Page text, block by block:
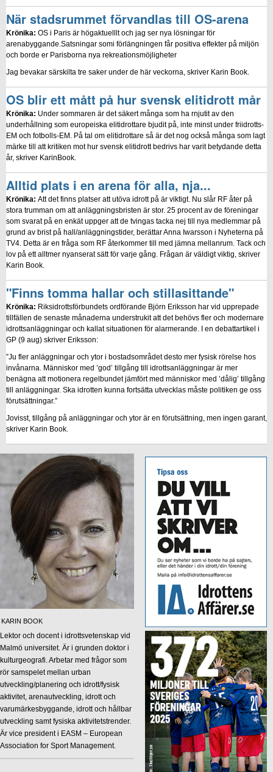
När stadsrummet förvandlas till OS-arena
Krönika: OS i Paris är högaktuelllt och jag ser nya lösningar för
arenabyggande.Satsningar somi förlängningen får positiva effekter på miljön
och borde er Parisborna nya rekreationsmöjligheter
Jag bevakar särskilta tre saker under de här veckorna, skriver Karin Book.
OS blir ett mått på hur svensk elitidrott mår
Krönika: Under sommaren är det säkert många som ha rnjutit av den
underhållning som europeiska elitidrottare bjudit på, inte minst under friidrotts-
EM och fotbolls-EM. På tal om elitidrottare så är det nog också många som lagt
märke till att kritiken mot hur svensk elitidrott bedrivs har varit betydande detta
år, skriver KarinBook.
Alltid plats i en arena för alla, nja...
Krönika: Att det finns platser att utöva idrott på är viktigt. Nu slår RF åter på
stora trumman om att anläggningsbristen är stor. 25 procent av de föreningar
som svarat på en enkät uppger att de tvingas tacka nej till nya medlemmar på
grund av brist på hall/anläggningstider, berättar Anna Iwarsson i Nyheterna på
TV4. Detta är en fråga som RF återkommer till med jämna mellanrum. Tack och
lov på ett alltmer nyanserat sätt för varje gång. Frågan är väldigt viktig, skriver
Karin Book.
"Finns tomma hallar och stillasittande"
Krönika: Riksidrottsförbundets ordförande Björn Eriksson har vid upprepade
tillfällen de senaste månaderna understrukit att det behövs fler och modernare
idrottsanläggningar och kallat situationen för alarmerande. I en debattartikel i
GP (9 aug) skriver Eriksson:
”Ju fler anläggningar och ytor i bostadsområdet desto mer fysisk rörelse hos
invånarna. Människor med ’god’ tillgång till idrottsanläggningar är mer
benägna att motionera regelbundet jämfört med människor med ’dålig’ tillgång
till anläggningar. Ska idrotten kunna fortsätta utvecklas måste politiken ge oss
förutsättningar.”
Jovisst, tillgång på anläggningar och ytor är en förutsättning, men ingen garant,
skriver Karin Book.
KARIN BOOK
Lektor och docent i idrottsvetenskap vid
Malmö universitet. Är i grunden doktor i
kulturgeografi. Arbetar med frågor som
rör samspelet mellan urban
utveckling/planering och idrott/fysisk
aktivitet, arenautveckling, idrott och
varumärkesbyggande, idrott och hållbar
utveckling samt fysiska aktivitetstrender.
Är vice president i EASM – European
Association for Sport Management.